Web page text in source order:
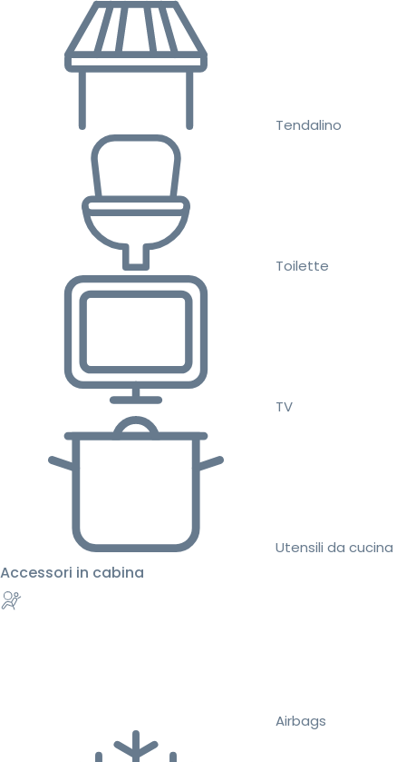
Tendalino
Toilette
TV
Utensili da cucina
Accessori in cabina
Airbags